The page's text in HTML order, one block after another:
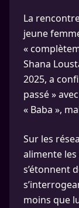
La
jeune
«
Shana
2025, a
passé »
« Baba »,
Sur les
alimente
s’étonnent
moins que